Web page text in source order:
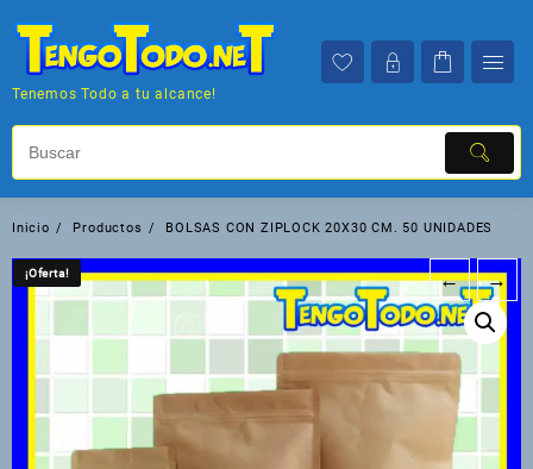
contenido
Tenemos Todo a tu alcance!
Inicio Productos BOLSAS CON ZIPLOCK 20X30 CM. 50 UNIDADES
¡Oferta! ← →
¡Oferta!